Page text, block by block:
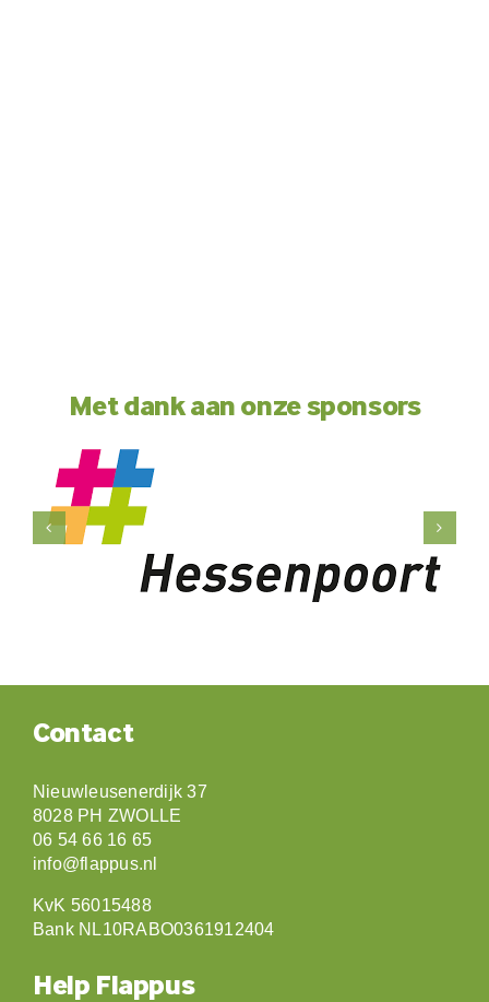
Met dank aan onze sponsors
Contact
Nieuwleusenerdijk 37
8028 PH ZWOLLE
06 54 66 16 65
info@flappus.nl
KvK 56015488
Bank NL10RABO0361912404
Help Flappus